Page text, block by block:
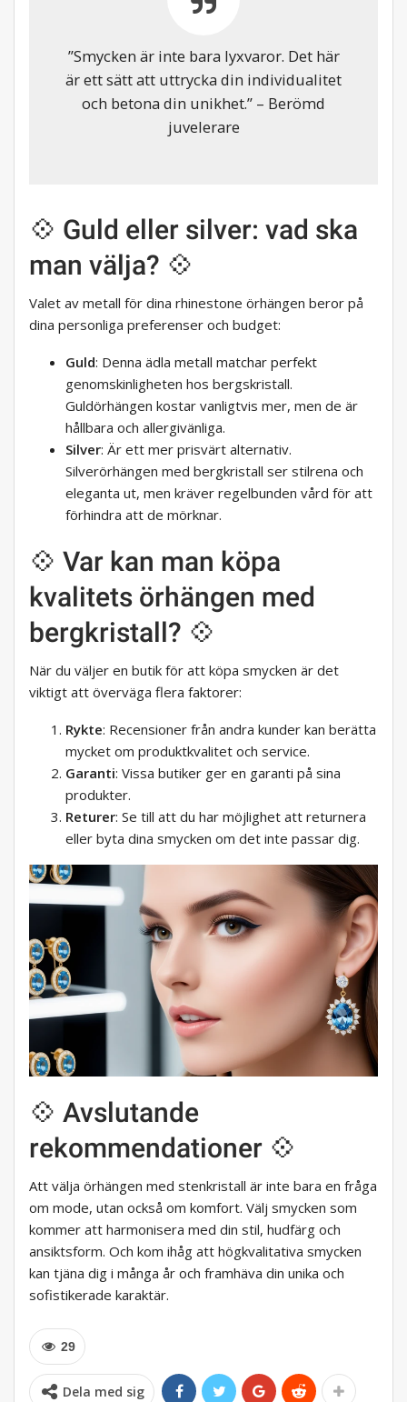
”Smycken är inte bara lyxvaror. Det här
är ett sätt att uttrycka din individualitet
och betona din unikhet.” – Berömd
juvelerare
💠 Guld eller silver: vad ska
man välja? 💠
Valet av metall för dina rhinestone örhängen beror på
dina personliga preferenser och budget:
Guld: Denna ädla metall matchar perfekt
genomskinligheten hos bergskristall.
Guldörhängen kostar vanligtvis mer, men de är
hållbara och allergivänliga.
Silver: Är ett mer prisvärt alternativ.
Silverörhängen med bergkristall ser stilrena och
eleganta ut, men kräver regelbunden vård för att
förhindra att de mörknar.
💠 Var kan man köpa
kvalitets örhängen med
bergkristall? 💠
När du väljer en butik för att köpa smycken är det
viktigt att överväga flera faktorer:
Rykte: Recensioner från andra kunder kan berätta
mycket om produktkvalitet och service.
Garanti: Vissa butiker ger en garanti på sina
produkter.
Returer: Se till att du har möjlighet att returnera
eller byta dina smycken om det inte passar dig.
💠 Avslutande
rekommendationer 💠
Att välja örhängen med stenkristall är inte bara en fråga
om mode, utan också om komfort. Välj smycken som
kommer att harmonisera med din stil, hudfärg och
ansiktsform. Och kom ihåg att högkvalitativa smycken
kan tjäna dig i många år och framhäva din unika och
sofistikerade karaktär.
29
Dela med sig